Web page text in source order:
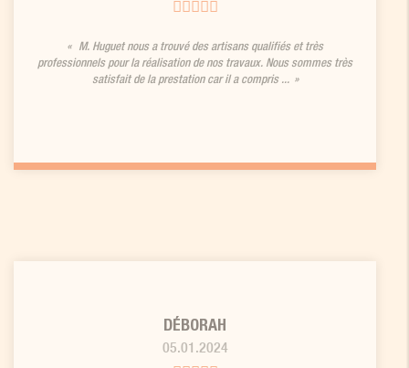
M. Huguet nous a trouvé des artisans qualifiés et très
professionnels pour la réalisation de nos travaux. Nous sommes très
satisfait de la prestation car il a compris ...
DÉBORAH
05.01.2024